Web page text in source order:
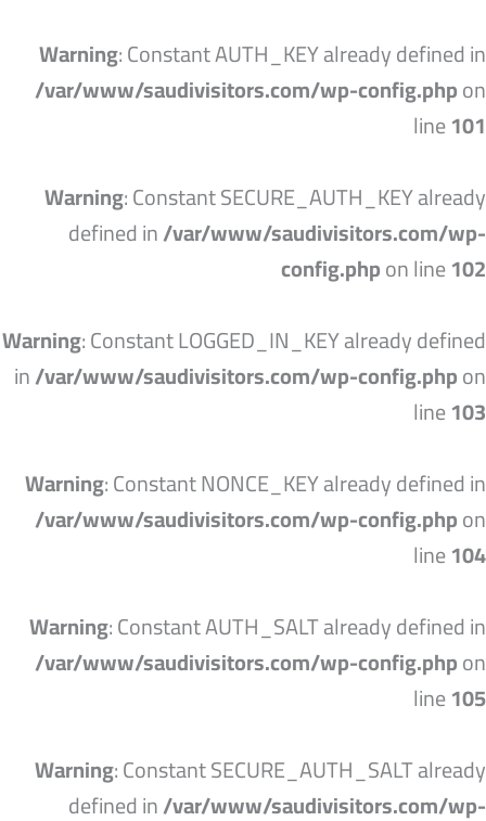
Warning: Constant AUTH_KEY already defined in
/var/www/saudivisitors.com/wp-config.phpon
line101
Warning: Constant SECURE_AUTH_KEY already
defined in/var/www/saudivisitors.com/wp-
config.phpon line102
Warning: Constant LOGGED_IN_KEY already defined
in/var/www/saudivisitors.com/wp-config.phpon
line103
Warning: Constant NONCE_KEY already defined in
/var/www/saudivisitors.com/wp-config.phpon
line104
Warning: Constant AUTH_SALT already defined in
/var/www/saudivisitors.com/wp-config.phpon
line105
Warning: Constant SECURE_AUTH_SALT already
defined in/var/www/saudivisitors.com/wp-
إلى
المحتوى